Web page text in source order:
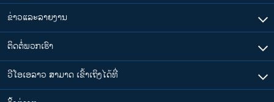
ຂ່າວແລະລາຍງານ
ຕິດຕໍ່ພວກເຮົາ
ວີໂອເອລາວ ສາມາດ ເຂົ້າເຖິງໄດ້ທີ່